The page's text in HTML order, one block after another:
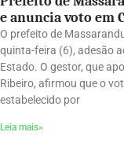
e anuncia voto em
O prefeito de
quinta-feira (6), adesão
Estado. O gestor, que
Ribeiro, afirmou que o
estabelecido por
Leia mais»